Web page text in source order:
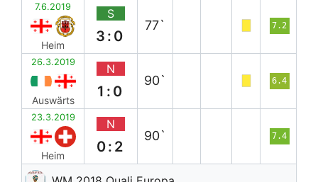
7.6.2019
Heim
S
3:0
77` 7.2
26.3.2019
Auswärts
N
1:0
90` 6.4
23.3.2019
Heim
N
0:2
90` 7.4